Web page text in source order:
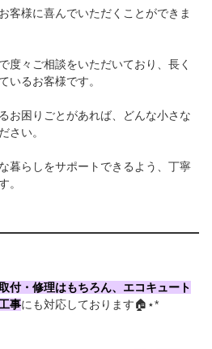
客様に喜んでいただくことができま
度々ご相談をいただいており、長く
いるお客様です。
お困りごとがあれば、どんな小さな
さい。
暮らしをサポートできるよう、丁寧
。
付・修理はもちろん、エコキュート
事にも対応しております🏠⋆*